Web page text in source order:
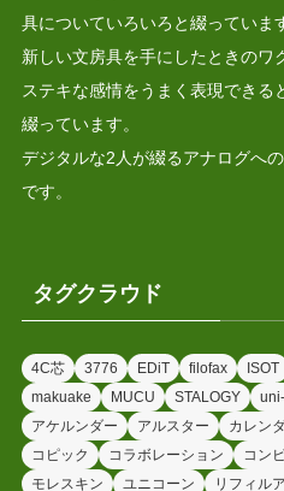
具についていろいろと綴っていま
新しい文房具を手にしたときのワ
ステキな感情をうまく表現できる
綴っています。
デジタルな2人が綴るアナログへ
です。
タグクラウド
4C芯 3776 EDiT filofax ISOT
makuake
MUCU STALOGY
アケルンダー
アルスター カレン
コピック
コラボレーション コン
モレスキン
ユニコーン リフィル